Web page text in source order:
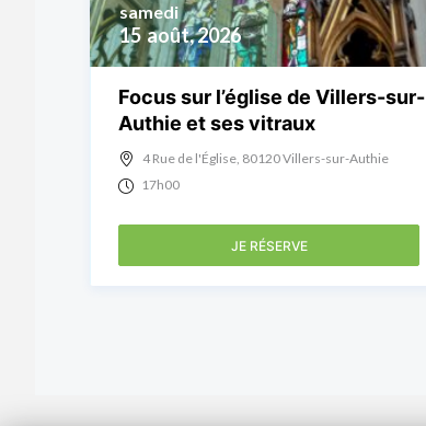
15 août, 2026
samedi
Focus sur l’église de Villers-sur-
Authie et ses vitraux
4 Rue de l'Église, 80120 Villers-sur-Authie
17h00
JE RÉSERVE